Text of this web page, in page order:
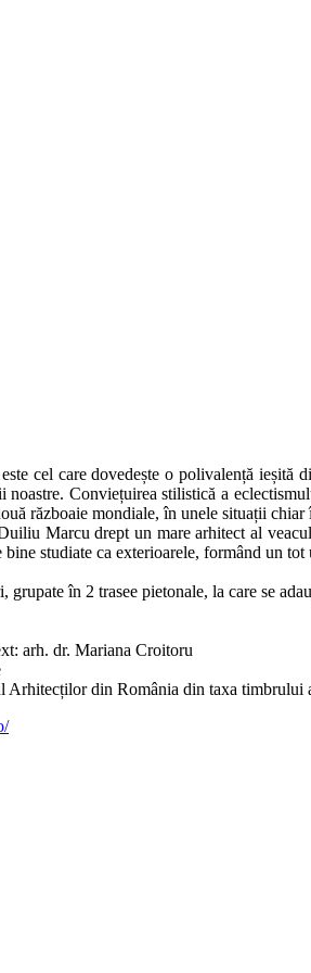
cel care dovedește o polivalență ieșită
noastre. Conviețuirea stilistică a
războaie mondiale, în unele situații
Marcu drept un mare arhitect al
studiate ca exterioarele, formând un tot
grupate în 2 trasee pietonale, la care se
arh. dr. Mariana Croitoru
Arhitecților din România din taxa timbrului